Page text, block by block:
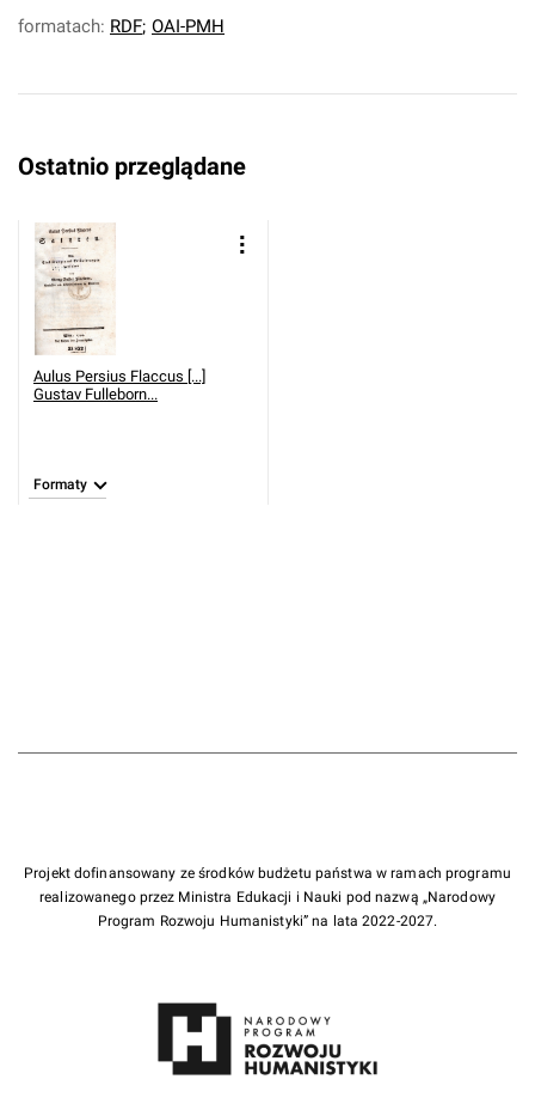
formatach: RDF; OAI-PMH
Ostatnio przeglądane
Aulus Persius Flaccus [...]
Gustav Fulleborn...
Formaty
Projekt dofinansowany ze środków budżetu państwa w ramach programu
realizowanego przez Ministra Edukacji i Nauki pod nazwą „Narodowy
Program Rozwoju Humanistyki” na lata 2022-2027.